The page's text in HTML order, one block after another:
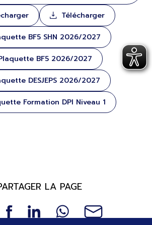
Télécharger
BF5 SHN 2026/2027
BF5 2026/2027
DESJEPS 2026/2027
Formation DPI Niveau 1
LA PAGE